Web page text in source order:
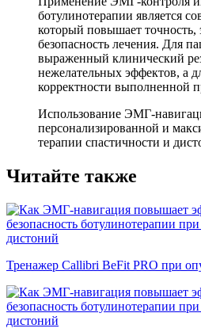
ботулинотерапии является
который повышает точность,
безопасность лечения. Для
выраженный клинический
нежелательных эффектов, а
корректности выполненной
Использование ЭМГ-
персонализированной и
терапии спастичности и
Читайте также
Тренажер Callibri BeFit PRO при